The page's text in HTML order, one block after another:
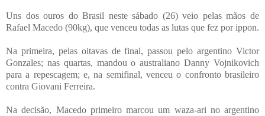
Uns dos ouros do Brasil neste sábado (26) veio pelas mãos de
Rafael Macedo (90kg), que venceu todas as lutas que fez por ippon.
Na primeira, pelas oitavas de final, passou pelo argentino Victor
Gonzales; nas quartas, mandou o australiano Danny Vojnikovich
para a repescagem; e, na semifinal, venceu o confronto brasileiro
contra Giovani Ferreira.
Na decisão, Macedo primeiro marcou um waza-ari no argentino